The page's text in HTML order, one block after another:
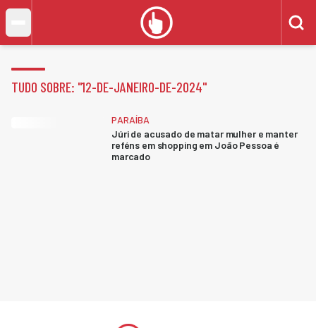
TUDO SOBRE: "12-DE-JANEIRO-DE-2024"
PARAÍBA
Júri de acusado de matar mulher e manter
reféns em shopping em João Pessoa é
marcado